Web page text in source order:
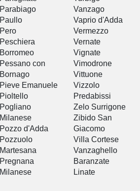
Parabiago
Paullo
Pero
Peschiera
Borromeo
Pessano con
Bornago
Pieve Emanuele
Pioltello
Pogliano
Milanese
Pozzo d'Adda
Pozzuolo
Martesana
Pregnana
Milanese
Vanzago
Vaprio d'Adda
Vermezzo
Vernate
Vignate
Vimodrone
Vittuone
Vizzolo
Predabissi
Zelo Surrigone
Zibido San
Giacomo
Villa Cortese
Vanzaghello
Baranzate
Linate